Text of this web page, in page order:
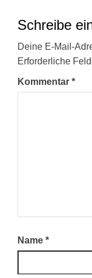
Schreibe
Deine E-Mail-
Erforderliche
Kommentar *
Name *